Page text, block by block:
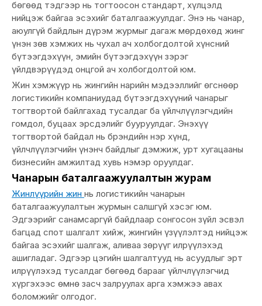
бөгөөд тэдгээр нь тогтоосон стандарт, хүлцэлд
нийцэж байгаа эсэхийг баталгаажуулдаг. Энэ нь чанар,
аюулгүй байдлын дүрэм журмыг дагаж мөрдөхөд жинг
үнэн зөв хэмжих нь чухал ач холбогдолтой хүнсний
бүтээгдэхүүн, эмийн бүтээгдэхүүн зэрэг
үйлдвэрүүдэд онцгой ач холбогдолтой юм.
Жин хэмжүүр нь жингийн нарийн мэдээллийг өгснөөр
логистикийн компаниудад бүтээгдэхүүний чанарыг
тогтвортой байлгахад тусалдаг ба үйлчлүүлэгчдийн
гомдол, буцаах эрсдэлийг бууруулдаг. Энэхүү
тогтвортой байдал нь брэндийн нэр хүнд,
үйлчлүүлэгчийн үнэнч байдлыг дэмжиж, урт хугацааны
бизнесийн амжилтад хувь нэмэр оруулдаг.
Чанарын баталгаажуулалтын журам
Жинлүүрийн жин нь логистикийн чанарын
баталгаажуулалтын журмын салшгүй хэсэг юм.
Эдгээрийг санамсаргүй байдлаар сонгосон зүйл эсвэл
багцад спот шалгалт хийж, жингийн үзүүлэлтэд нийцэж
байгаа эсэхийг шалгаж, аливаа зөрүүг илрүүлэхэд
ашигладаг. Эдгээр цэгийн шалгалтууд нь асуудлыг эрт
илрүүлэхэд тусалдаг бөгөөд барааг үйлчлүүлэгчид
хүргэхээс өмнө засч залруулах арга хэмжээ авах
боломжийг олгодог.